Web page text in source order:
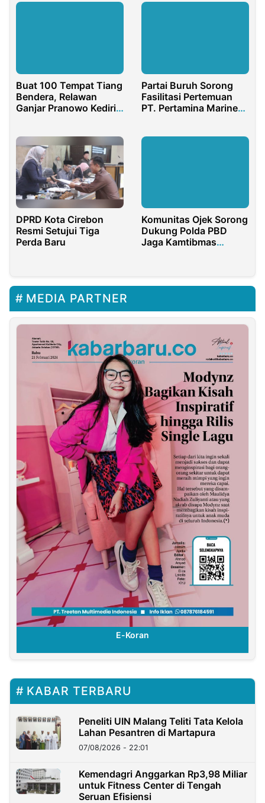
Buat 100 Tempat Tiang
Bendera, Relawan
Ganjar Pranowo Kediri
Masyarakat
Partai Buruh Sorong
Fasilitasi Pertemuan
PT. Pertamina Marine
DPRD Kota Cirebon
Resmi Setujui Tiga
Perda Baru
Komunitas Ojek Sorong
Dukung Polda PBD
Jaga Kamtibmas
MEDIA PARTNER
E-Koran
KABAR TERBARU
Peneliti UIN Malang Teliti Tata Kelola
Lahan Pesantren di Martapura
07/08/2026 - 22:01
Kemendagri Anggarkan Rp3,98 Miliar
untuk Fitness Center di Tengah
Seruan Efisiensi